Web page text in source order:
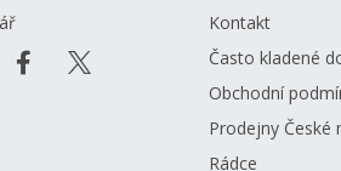
Kontakt
Často kladené
Obchodní
Prodejny České
Rádce